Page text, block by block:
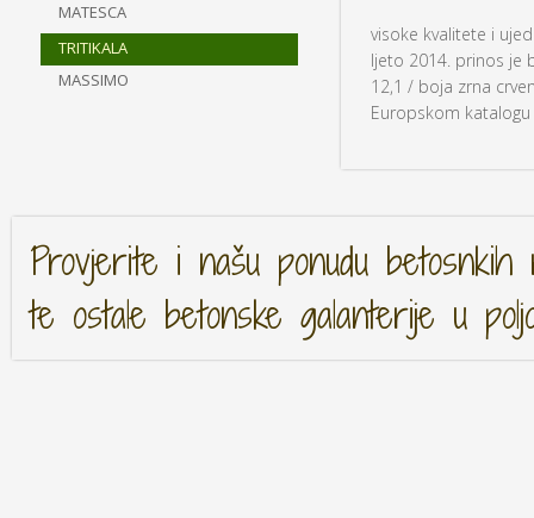
visoke kvalitete i
ljeto 2014. prinos je
12,1 / boja zrna
Europskom
MATESCA
TRITIKALA
MASSIMO
Provjerite i našu ponudu betosnkih
te ostale betonske galanterije u